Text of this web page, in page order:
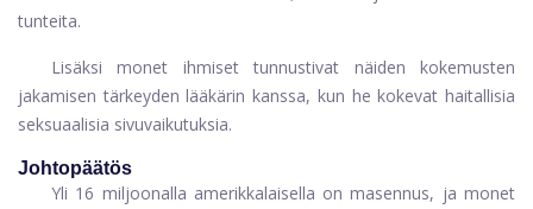
tunteita.
Lisäksi monet ihmiset tunnustivat näiden kokemusten
jakamisen tärkeyden lääkärin kanssa, kun he kokevat haitallisia
seksuaalisia sivuvaikutuksia.
Johtopäätös
Yli 16 miljoonalla amerikkalaisella on masennus, ja monet